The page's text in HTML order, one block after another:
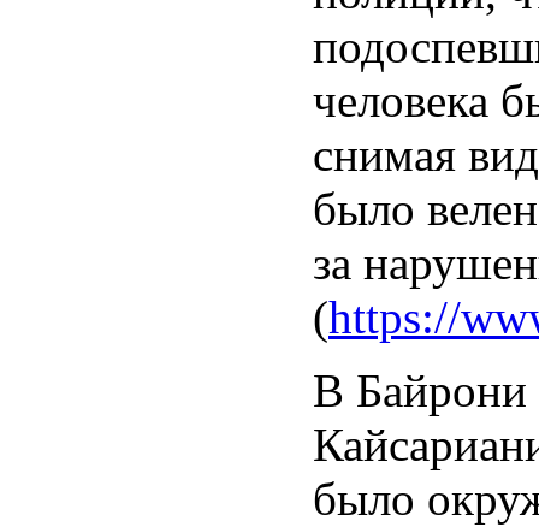
человека
снимая
было
за
(https://
В Байрони
было